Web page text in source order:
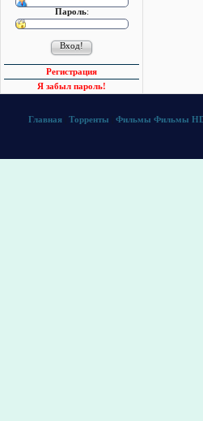
Пароль:
Регистрация
Я забыл пароль!
Главная
Торренты Фильмы Фильмы